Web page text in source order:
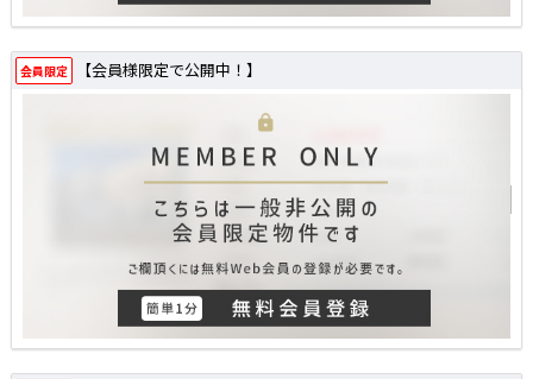
会員限定 【会員様限定で公開中！】